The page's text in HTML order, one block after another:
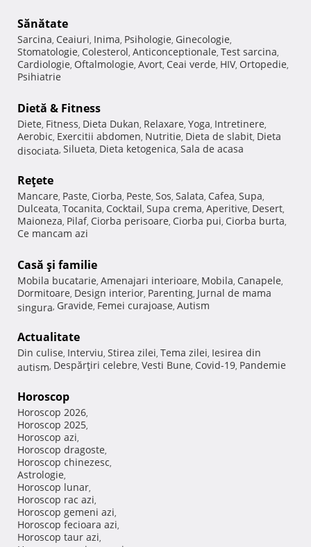
Sănătate
Sarcina, Ceaiuri, Inima, Psihologie, Ginecologie,
Stomatologie, Colesterol, Anticonceptionale, Test sarcina,
Cardiologie, Oftalmologie, Avort, Ceai verde, HIV, Ortopedie,
Psihiatrie
Dietă & Fitness
Diete, Fitness, Dieta Dukan, Relaxare, Yoga, Intretinere,
Aerobic, Exercitii abdomen, Nutritie, Dieta de slabit, Dieta
disociata, Silueta, Dieta ketogenica, Sala de acasa
Reţete
Mancare, Paste, Ciorba, Peste, Sos, Salata, Cafea, Supa,
Dulceata, Tocanita, Cocktail, Supa crema, Aperitive, Desert,
Maioneza, Pilaf, Ciorba perisoare, Ciorba pui, Ciorba burta,
Ce mancam azi
Casă şi familie
Mobila bucatarie, Amenajari interioare, Mobila, Canapele,
Dormitoare, Design interior, Parenting, Jurnal de mama
singura, Gravide, Femei curajoase, Autism
Actualitate
Din culise, Interviu, Stirea zilei, Tema zilei, Iesirea din
autism, Despărţiri celebre, Vesti Bune, Covid-19, Pandemie
Horoscop
Horoscop 2026,
Horoscop 2025,
Horoscop azi,
Horoscop dragoste,
Horoscop chinezesc,
Astrologie,
Horoscop lunar,
Horoscop rac azi,
Horoscop gemeni azi,
Horoscop fecioara azi,
Horoscop taur azi,